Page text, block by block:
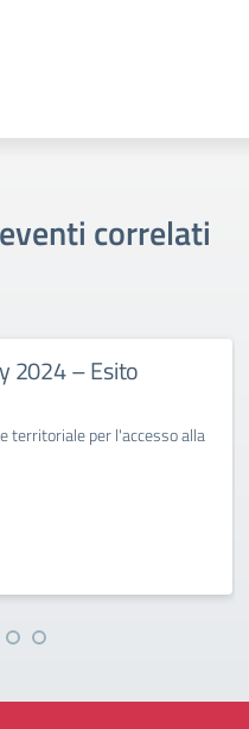
correlati
2024 – Esito
territoriale per l'accesso alla